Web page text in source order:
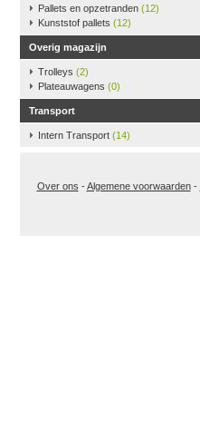
Pallets en opzetranden (12)
Kunststof pallets (12)
Overig magazijn
Trolleys (2)
Plateauwagens (0)
Transport
Intern Transport (14)
Over ons -Algemene voorwaarden-